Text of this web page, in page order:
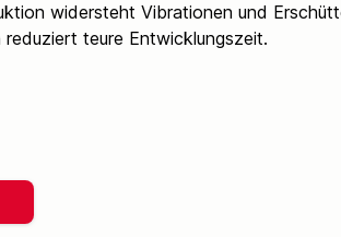
widersteht Vibrationen und
teure Entwicklungszeit.